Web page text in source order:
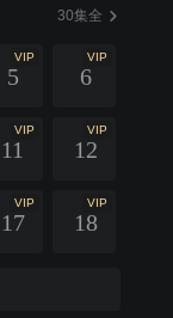
30集全
VIP
5
VIP
6
VIP
11
VIP
12
VIP
17
VIP
18